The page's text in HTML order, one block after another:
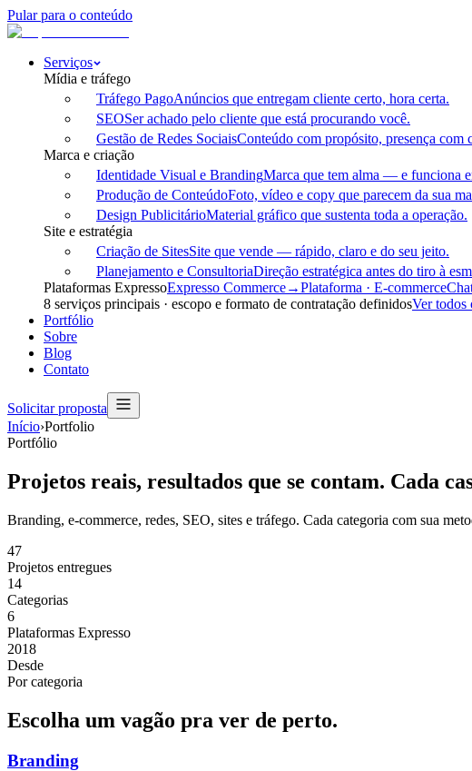
Pular para o conteúdo
Serviços
Mídia e tráfego
Tráfego PagoAnúncios que entregam cliente certo, hora certa.
SEOSer achado pelo cliente que está procurando você.
Gestão de Redes SociaisConteúdo com propósito, presença com
Marca e criação
Identidade Visual e BrandingMarca que tem alma — e funciona
Produção de ConteúdoFoto, vídeo e copy que parecem da sua
Design PublicitárioMaterial gráfico que sustenta toda a operação.
Site e estratégia
Criação de SitesSite que vende — rápido, claro e do seu jeito.
Planejamento e ConsultoriaDireção estratégica antes do tiro à
Plataformas ExpressoExpresso Commerce→Plataforma · E-commerce
8 serviços principais · escopo e formato de contratação definidosVer todos
Portfólio
Sobre
Blog
Contato
Solicitar proposta
Início›Portfolio
Portfólio
Projetos reais, resultados que se contam. Cada
Branding, e-commerce, redes, SEO, sites e tráfego. Cada categoria com sua
47
Projetos entregues
14
Categorias
6
Plataformas Expresso
2018
Desde
Por categoria
Escolha um vagão pra ver de perto.
Branding